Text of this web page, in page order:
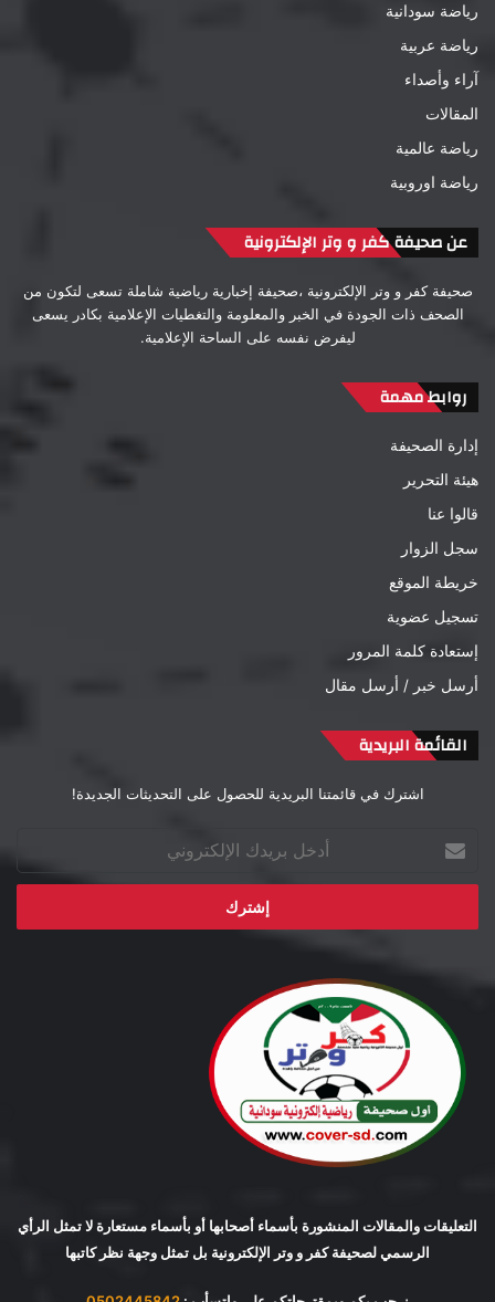
رياضة سودانية
رياضة عربية
آراء وأصداء
المقالات
رياضة عالمية
رياضة اوروبية
عن صحيفة كفر و وتر الإلكترونية
صحيفة كفر و وتر الإلكترونية ،صحيفة إخبارية رياضية شاملة تسعى لتكون من
الصحف ذات الجودة في الخبر والمعلومة والتغطيات الإعلامية بكادر يسعى
ليفرض نفسه على الساحة الإعلامية.
روابط مهمة
إدارة الصحيفة
هيئة التحرير
قالوا عنا
سجل الزوار
خريطة الموقع
تسجيل عضوية
إستعادة كلمة المرور
أرسل خبر / أرسل مقال
القائمة البريدية
اشترك في قائمتنا البريدية للحصول على التحديثات الجديدة!
بريدك
الإلكتروني
التعليقات والمقالات المنشورة بأسماء أصحابها أو بأسماء مستعارة لا تمثل الرأي
الرسمي لصحيفة كفر و وتر الإلكترونية بل تمثل وجهة نظر كاتبها